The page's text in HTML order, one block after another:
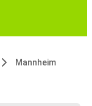
Mannheim